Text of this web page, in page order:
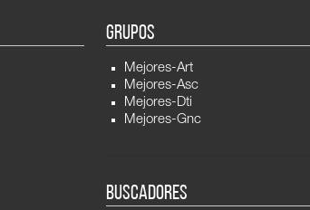
GRUPOS
Mejores-Art
Mejores-Asc
Mejores-Dti
Mejores-Gnc
BUSCADORES